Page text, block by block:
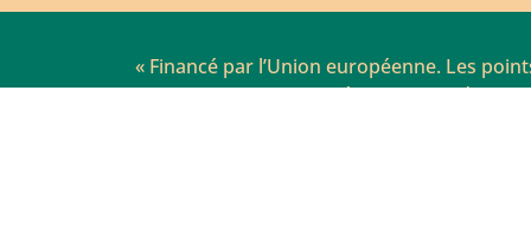
« Financé par l’Union européenne. Les
vue et opinions exprimés sont ceux des